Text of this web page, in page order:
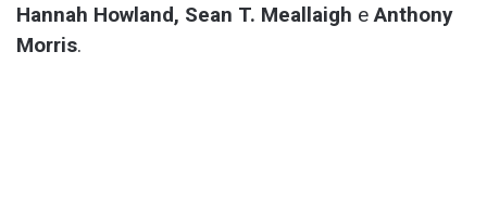
Hannah Howland, Sean T. Meallaigh eAnthony
Morris.